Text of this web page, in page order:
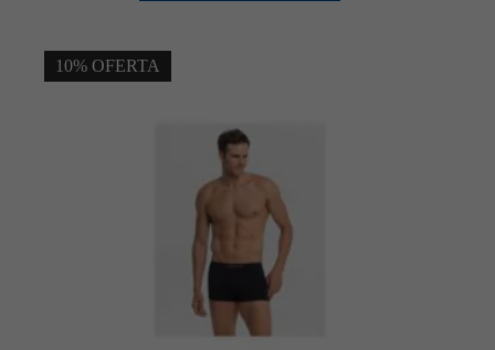
té
poden
triar
a
pàgina
producte
10% OFERTA